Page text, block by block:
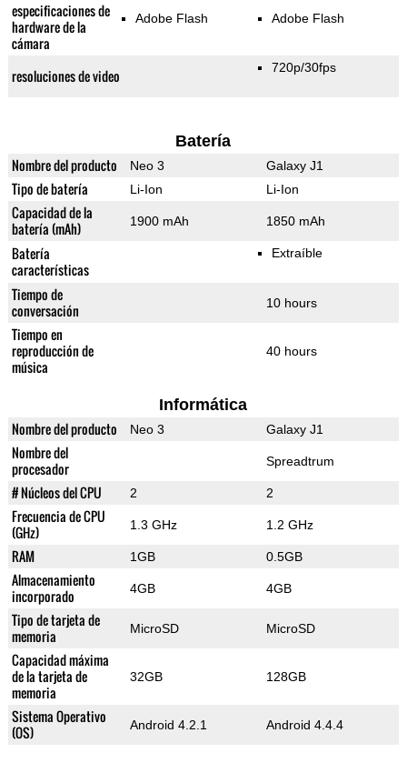
especificaciones de
hardware de la
cámara
Adobe Flash Adobe Flash
resoluciones de video 720p/30fps
Batería
Nombre del producto Neo 3 Galaxy J1
Tipo de batería Li-Ion Li-Ion
Capacidad de la
batería (mAh)
1900 mAh 1850 mAh
Batería
características
Extraíble
Tiempo de
conversación
10 hours
Tiempo en
reproducción de
música
40 hours
Informática
Nombre del producto Neo 3 Galaxy J1
Nombre del
procesador
Spreadtrum
# Núcleos del CPU 2 2
Frecuencia de CPU
(GHz)
1.3 GHz 1.2 GHz
RAM 1GB 0.5GB
Almacenamiento
incorporado
4GB 4GB
Tipo de tarjeta de
memoria
MicroSD MicroSD
Capacidad máxima
de la tarjeta de
memoria
32GB 128GB
Sistema Operativo
(OS)
Android 4.2.1 Android 4.4.4